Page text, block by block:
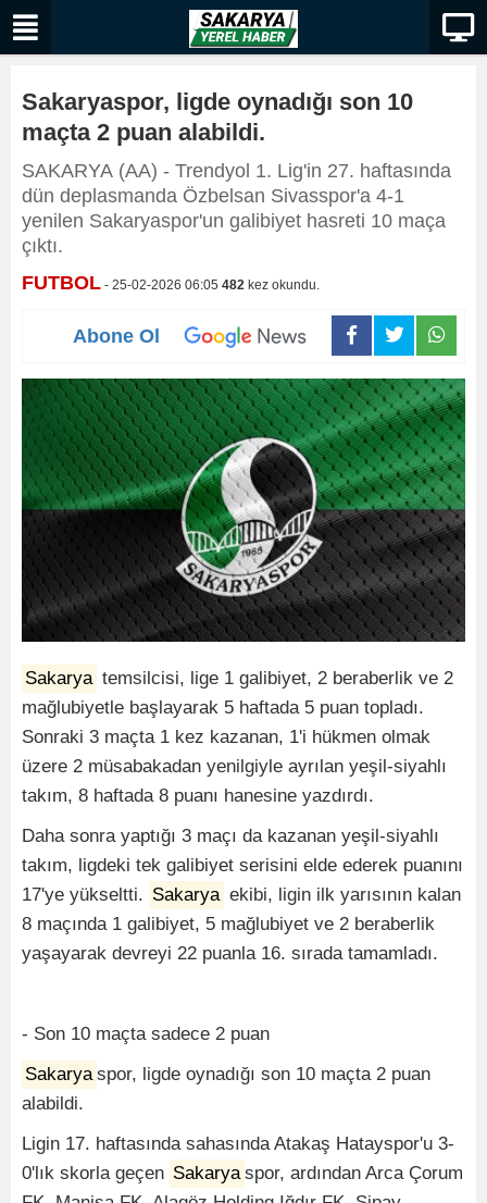
Sakaryaspor, ligde oynadığı son 10
maçta 2 puan alabildi.
SAKARYA (AA) - Trendyol 1. Lig'in 27. haftasında
dün deplasmanda Özbelsan Sivasspor'a 4-1
yenilen Sakaryaspor'un galibiyet hasreti 10 maça
çıktı.
FUTBOL - 25-02-2026 06:05 482 kez okundu.
Abone Ol
Sakarya temsilcisi, lige 1 galibiyet, 2 beraberlik ve 2
mağlubiyetle başlayarak 5 haftada 5 puan topladı.
Sonraki 3 maçta 1 kez kazanan, 1'i hükmen olmak
üzere 2 müsabakadan yenilgiyle ayrılan yeşil-siyahlı
takım, 8 haftada 8 puanı hanesine yazdırdı.
Daha sonra yaptığı 3 maçı da kazanan yeşil-siyahlı
takım, ligdeki tek galibiyet serisini elde ederek puanını
17'ye yükseltti. Sakarya ekibi, ligin ilk yarısının kalan
8 maçında 1 galibiyet, 5 mağlubiyet ve 2 beraberlik
yaşayarak devreyi 22 puanla 16. sırada tamamladı.
- Son 10 maçta sadece 2 puan
Sakaryaspor, ligde oynadığı son 10 maçta 2 puan
alabildi.
Ligin 17. haftasında sahasında Atakaş Hatayspor'u 3-
0'lık skorla geçen Sakaryaspor, ardından Arca Çorum